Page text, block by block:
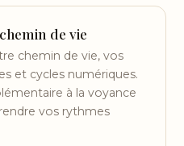
de vie
chemin de vie, vos
et cycles numériques.
à la voyance
vos rythmes